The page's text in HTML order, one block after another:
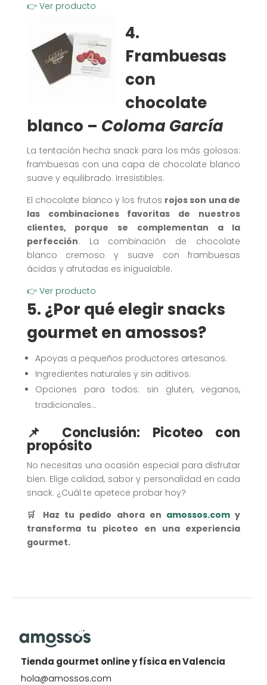
👉 Ver producto
4.
Frambuesas
con
chocolate
blanco – Coloma García
La tentación hecha snack para los más golosos:
frambuesas con una capa de chocolate blanco
suave y equilibrado. Irresistibles.
El chocolate blanco y los frutos rojos son una de
las combinaciones favoritas de nuestros
clientes, porque se complementan a la
perfección. La combinación de chocolate
blanco cremoso y suave con frambuesas
ácidas y afrutadas es inigualable.
👉 Ver producto
5. ¿Por qué elegir snacks
gourmet en amossos?
Apoyas a pequeños productores artesanos.
Ingredientes naturales y sin aditivos.
Opciones para todos: sin gluten, veganos,
tradicionales…
📌 Conclusión: Picoteo con
propósito
No necesitas una ocasión especial para disfrutar
bien. Elige calidad, sabor y personalidad en cada
snack. ¿Cuál te apetece probar hoy?
🛒 Haz tu pedido ahora en amossos.com y
transforma tu picoteo en una experiencia
gourmet.
Tienda gourmet online y física en Valencia
hola@amossos.com